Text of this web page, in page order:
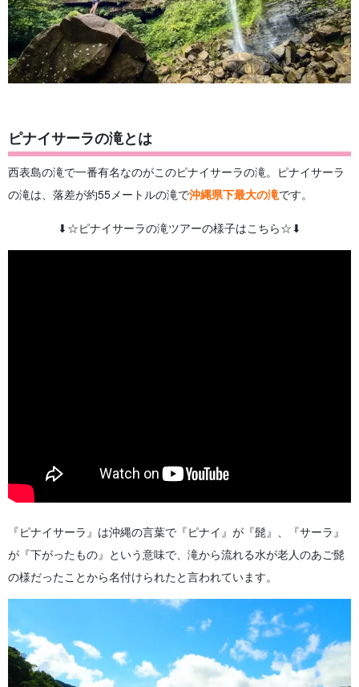
ピナイサーラの滝とは
西表島の滝で一番有名なのがこのピナイサーラの滝。ピナイサーラ
の滝は、落差が約55メートルの滝で沖縄県下最大の滝です。
⬇︎☆ピナイサーラの滝ツアーの様子はこちら☆⬇︎
『ピナイサーラ』は沖縄の言葉で『ピナイ』が『髭』、『サーラ』
が『下がったもの』という意味で、滝から流れる水が老人のあご髭
の様だったことから名付けられたと言われています。